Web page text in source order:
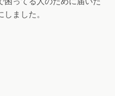
ました。